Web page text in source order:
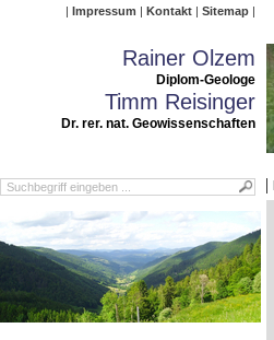
Impressum Kontakt Sitemap
Rainer Olzem
Diplom-Geologe
Timm Reisinger
Dr. rer. nat. Geowissenschaften